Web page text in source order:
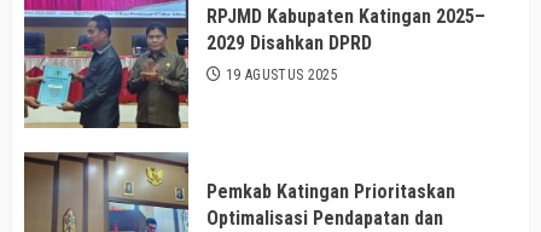
RPJMD Kabupaten Katingan 2025–
2029 Disahkan DPRD
19 AGUSTUS 2025
Pemkab Katingan Prioritaskan
Optimalisasi Pendapatan dan